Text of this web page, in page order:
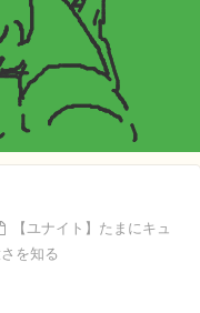
【ユナイト】たまにキュ
を知る